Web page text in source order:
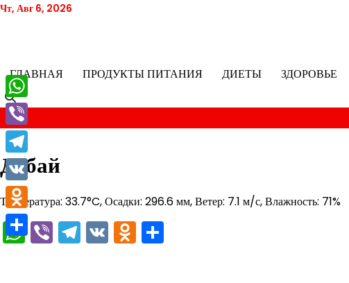
Перейти
Чт, Авг 6, 2026
ГЛАВНАЯ
ПРОДУКТЫ ПИТАНИЯ ДИЕТЫ ЗДОРОВЬЕ
Дубай
Температура: 33.7°C, Осадки: 296.6 мм, Ветер: 7.1 м/с, Влажность: 71%
WhatsApp
ViberTelegram
VKOdnoklassniki
WhatsApp
Viber
Telegram
VK
Odnoklassniki
Отправить